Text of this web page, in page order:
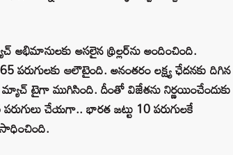
అసలైన థ్రిల్లర్‌ను అందించింది.
ఆలౌటైంది. అనంతరం లక్ష్య ఛేదనకు దిగిన
టైగా ముగిసింది. దీంతో విజేతను నిర్ణయించేందుకు
చేయగా.. భారత జట్టు 10 పరుగులకే